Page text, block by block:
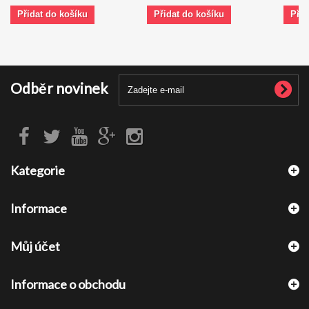
Přidat do košíku Přidat do košíku
Odběr novinek
Kategorie
Informace
Můj účet
Informace o obchodu